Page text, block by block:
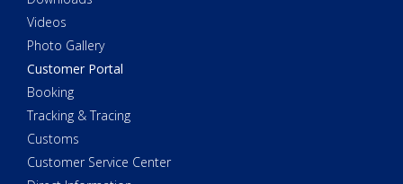
Videos
Photo Gallery
Customer Portal
Booking
Tracking & Tracing
Customs
Customer Service Center